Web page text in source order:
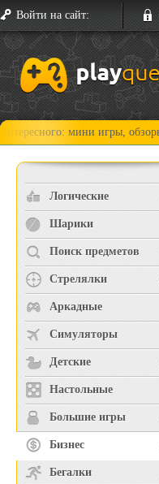
Войти на сайт:
мини игры, обзоры,
Логические
Шарики
Поиск предметов
Стрелялки
Аркадные
Симуляторы
Детские
Настольные
Большие игры
Бизнес
Бегалки